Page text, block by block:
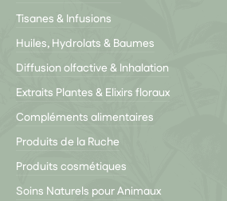
Tisanes & Infusions
Huiles, Hydrolats & Baumes
Diffusion olfactive & Inhalation
Extraits Plantes & Elixirs floraux
Compléments alimentaires
Produits de la Ruche
Produits cosmétiques
Soins Naturels pour Animaux